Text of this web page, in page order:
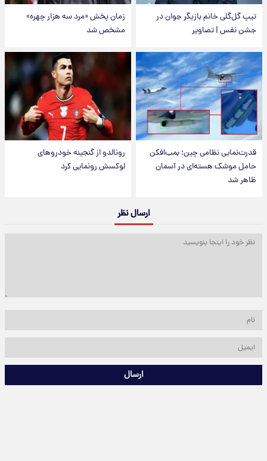
تیپ گل‌گلی خانم بازیگر جوان در
جشن نفس | تصاویر
زمان پخش «مرد سه هزار چهره»
مشخص شد
قدرت‌نمایی نظامی چین؛ بمب‌افکن
حامل موشک هسته‌ای در آسمان
ظاهر شد
رونالدو از گنجینه خودروهای
لوکسش رونمایی کرد
ارسال نظر
ارسال